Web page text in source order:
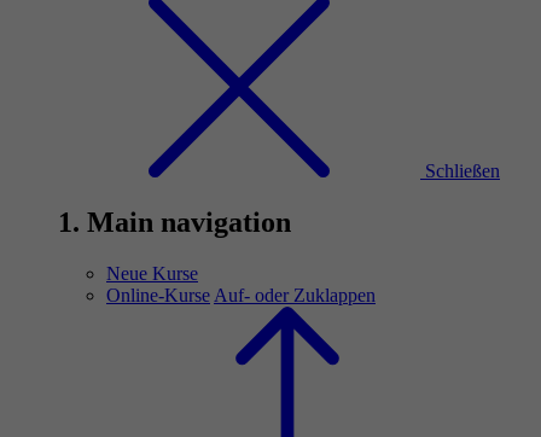
Schließen
1. Main navigation
Neue Kurse
Online-Kurse Auf- oder Zuklappen